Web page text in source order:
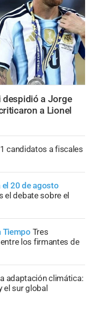
despidió a Jorge
a Lionel
candidatos a fiscales
20 de agosto
el debate sobre el
Tiempo Tres
los firmantes de
adaptación climática:
el sur global